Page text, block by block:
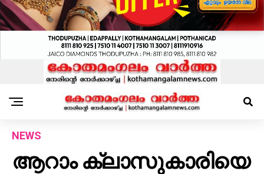
NEWS
ആറാം ക്ലാസുകാരിയെ